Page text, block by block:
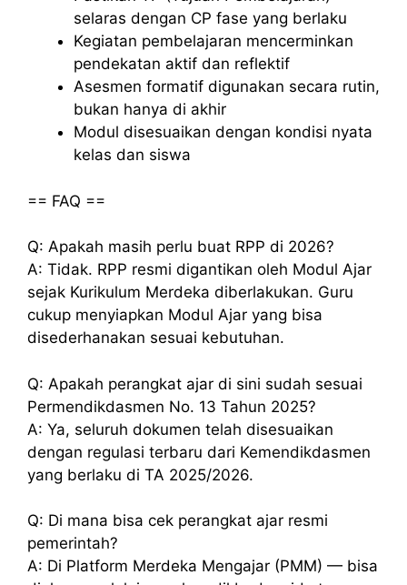
selaras dengan CP fase yang berlaku
Kegiatan pembelajaran mencerminkan
pendekatan aktif dan reflektif
Asesmen formatif digunakan secara rutin,
bukan hanya di akhir
Modul disesuaikan dengan kondisi nyata
kelas dan siswa
== FAQ ==
Q: Apakah masih perlu buat RPP di 2026?
A: Tidak. RPP resmi digantikan oleh Modul Ajar
sejak Kurikulum Merdeka diberlakukan. Guru
cukup menyiapkan Modul Ajar yang bisa
disederhanakan sesuai kebutuhan.
Q: Apakah perangkat ajar di sini sudah sesuai
Permendikdasmen No. 13 Tahun 2025?
A: Ya, seluruh dokumen telah disesuaikan
dengan regulasi terbaru dari Kemendikdasmen
yang berlaku di TA 2025/2026.
Q: Di mana bisa cek perangkat ajar resmi
pemerintah?
A: Di Platform Merdeka Mengajar (PMM) — bisa